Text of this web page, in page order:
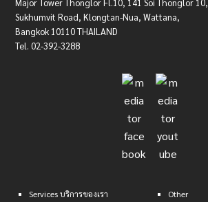
Major Tower Thonglor Fl.10, 141 Soi Thonglor 10,
Sukhumvit Road, Klongtan-Nua, Wattana,
Bangkok 10110 THAILAND
Tel. 02-392-3288
Services บริการของเรา Other